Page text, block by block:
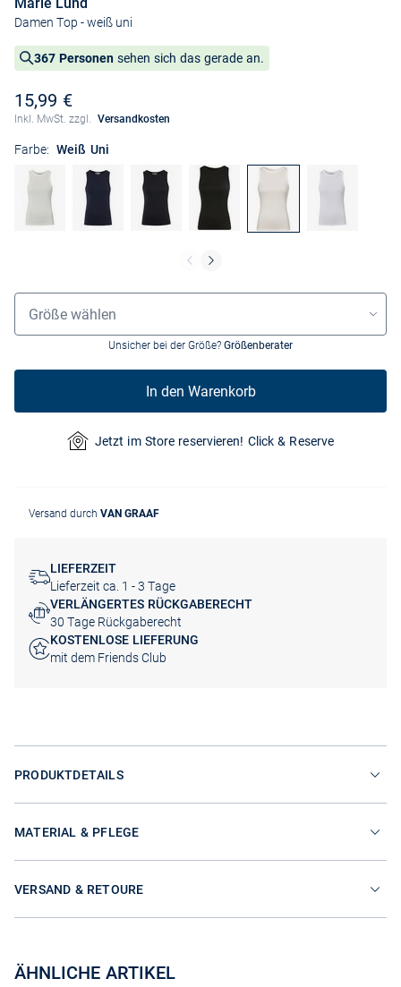
Damen Top - weiß uni
367 Personen sehen sich das gerade an.
15,99 €
Inkl. MwSt. zzgl. Versandkosten
Farbe: Weiß Uni
Größenauswahl
Größe wählen
Unsicher bei der Größe? Größenberater
In den Warenkorb
Jetzt im Store reservieren! Click & Reserve
Versand durch VAN GRAAF
LIEFERZEIT
Lieferzeit ca. 1 - 3 Tage
VERLÄNGERTES RÜCKGABERECHT
30 Tage Rückgaberecht
KOSTENLOSE LIEFERUNG
mit dem Friends Club
PRODUKTDETAILS
MATERIAL & PFLEGE
VERSAND & RETOURE
ÄHNLICHE ARTIKEL